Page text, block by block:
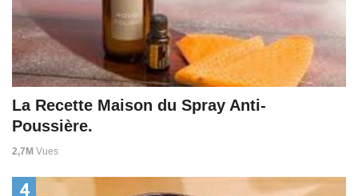
La Recette Maison du Spray Anti-
Poussière.
2,7M Vues
4